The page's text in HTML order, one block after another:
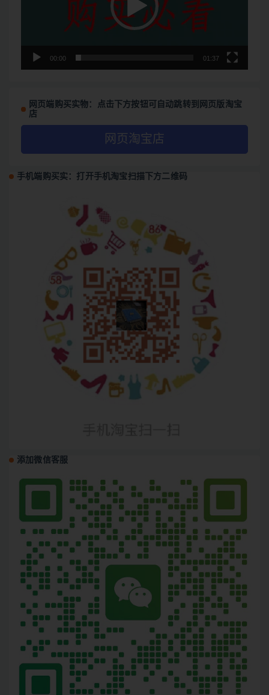
00:00 01:37
网页端购买实物：点击下方按钮可自动跳转到网页版淘宝
店
网页淘宝店
手机端购买实：打开手机淘宝扫描下方二维码
添加微信客服